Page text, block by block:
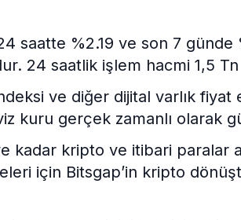
saatte %2.19 ve son 7 günde
24 saatlik işlem hacmi 1,5
ve diğer dijital varlık fiyat
kuru gerçek zamanlı olarak
kadar kripto ve itibari paralar
için Bitsgap’in kripto